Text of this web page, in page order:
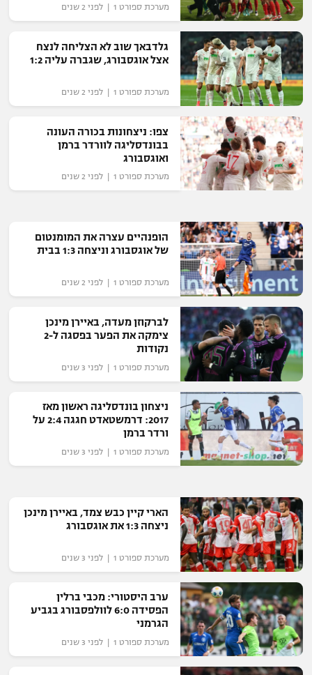
"מחצית בשכונה" – פודקאסט
משתתפים וזוכים בפרסים
תקנון משתתפים וזוכים בפרסים
תקנון עבור פעילות אלקטרה
תקנון עבור פעילות ספורט 1 – "מרלן"
טניס
גיימינג E-Sports
מדיניות פרטיות
תקנון פעילות ספורט 1
רשיון להקרנה פומבית לבית עסק
הצטרפות לחבילת הערוצים
לוח דרושים – ג'ובנט
תגיות
המגזין
אופניים
ספורט מוטורי
כדורמים
פוטבול אמריקאי NFL
בייסבול MLB
אומנויות לחימה
גיימינג E-Sports
מערכת ספורט 1 | לפני 2 שנים
גלדבאך שוב לא הצליחה לנצח
אצל אוגסבורג, שגברה עליה 1:2
מערכת ספורט 1 | לפני 2 שנים
צפו: ניצחונות בכורה העונה
בבונדסליגה לוורדר ברמן
ואוגסבורג
מערכת ספורט 1 | לפני 2 שנים
הופנהיים עצרה את המומנטום
של אוגסבורג וניצחה 1:3 בבית
מערכת ספורט 1 | לפני 2 שנים
לברקוזן מעדה, באיירן מינכן
צימקה את הפער בפסגה ל-2
נקודות
מערכת ספורט 1 | לפני 3 שנים
ניצחון בונדסליגה ראשון מאז
2017: דרמשטאדט חגגה 2:4 על
ורדר ברמן
מערכת ספורט 1 | לפני 3 שנים
הארי קיין כבש צמד, באיירן מינכן
ניצחה 1:3 את אוגסבורג
מערכת ספורט 1 | לפני 3 שנים
ערב היסטורי: מכבי ברלין
הפסידה 6:0 לוולפסבורג בגביע
הגרמני
מערכת ספורט 1 | לפני 3 שנים